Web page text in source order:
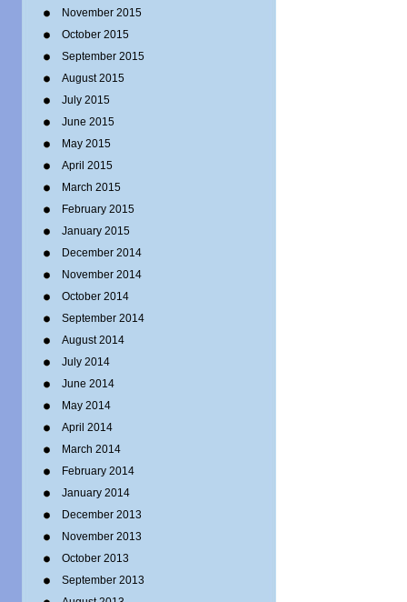
November 2015
October 2015
September 2015
August 2015
July 2015
June 2015
May 2015
April 2015
March 2015
February 2015
January 2015
December 2014
November 2014
October 2014
September 2014
August 2014
July 2014
June 2014
May 2014
April 2014
March 2014
February 2014
January 2014
December 2013
November 2013
October 2013
September 2013